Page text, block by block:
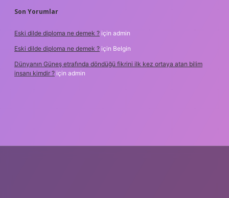
Son Yorumlar
Eski dilde diploma ne demek ? için admin
Eski dilde diploma ne demek ? için Belgin
Dünyanın Güneş etrafında döndüğü fikrini ilk kez ortaya atan bilim
insanı kimdir ? için admin